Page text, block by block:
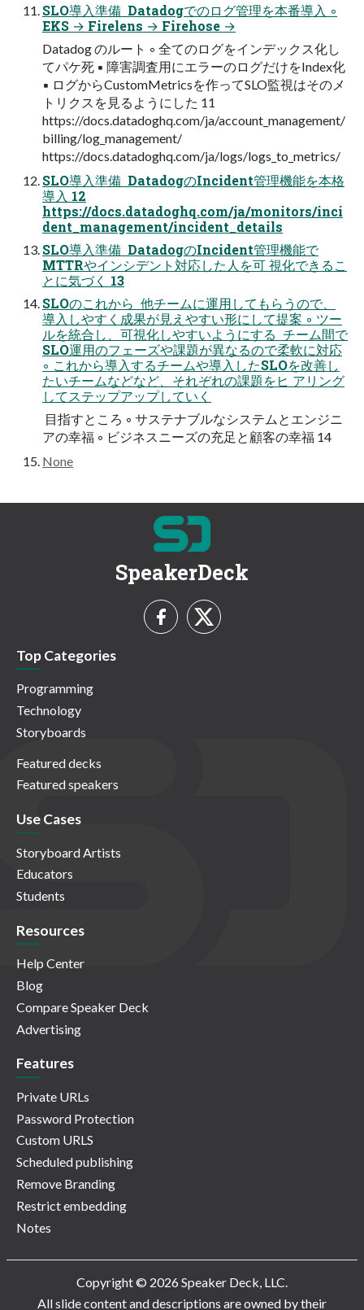
SLO導入準備  Datadogでのログ管理を本番導入 ◦
EKS → Firelens → Firehose →
Datadog のルート ◦ 全てのログをインデックス化し
てパケ死 ▪ 障害調査用にエラーのログだけをIndex化
▪ ログからCustomMetricsを作ってSLO監視はそのメ
トリクスを見るようにした 11
https://docs.datadoghq.com/ja/account_management/
billing/log_management/
https://docs.datadoghq.com/ja/logs/logs_to_metrics/
SLO導入準備  DatadogのIncident管理機能を本格
導入 12
https://docs.datadoghq.com/ja/monitors/inci
dent_management/incident_details
SLO導入準備  DatadogのIncident管理機能で
MTTRやインシデント対応した人を可 視化できるこ
とに気づく 13
SLOのこれから  他チームに運用してもらうので、
導入しやすく成果が見えやすい形にして提案 ◦ ツー
ルを統合し、可視化しやすいようにする  チーム間で
SLO運用のフェーズや課題が異なるので柔軟に対応
◦ これから導入するチームや導入したSLOを改善し
たいチームなどなど、それぞれの課題をヒ アリング
してステップアップしていく
 目指すところ ◦ サステナブルなシステムとエンジニ
アの幸福 ◦ ビジネスニーズの充足と顧客の幸福 14
None
SpeakerDeck
Top Categories
Programming
Technology
Storyboards
Featured decks
Featured speakers
Use Cases
Storyboard Artists
Educators
Students
Resources
Help Center
Blog
Compare Speaker Deck
Advertising
Features
Private URLs
Password Protection
Custom URLS
Scheduled publishing
Remove Branding
Restrict embedding
Notes
Copyright © 2026 Speaker Deck, LLC.
All slide content and descriptions are owned by their